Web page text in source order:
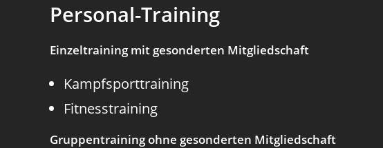
Personal-Training
Einzeltraining mit gesonderten Mitgliedschaft
Kampfsporttraining
Fitnesstraining
Gruppentraining ohne gesonderten Mitgliedschaft